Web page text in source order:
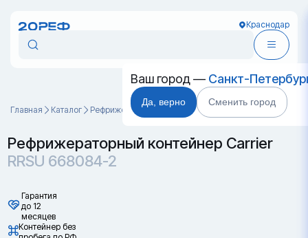
Краснодар
Ваш город — Санкт-
Да, верно Сменить город
Главная Каталог Рефрижераторные контейнеры RRSU 668084-2
Рефрижераторный контейнер Carrier
RRSU 668084-2
Гарантия
до 12
месяцев
Контейнер без